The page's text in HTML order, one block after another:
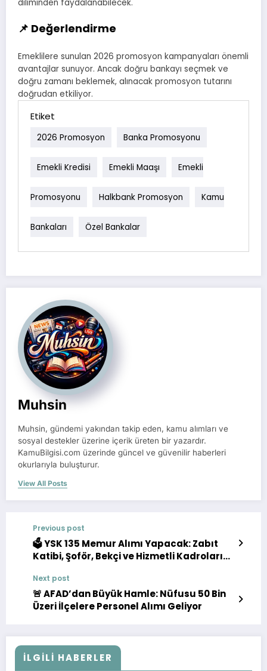
diliminden faydalanabilecek.
📌 Değerlendirme
Emeklilere sunulan 2026 promosyon kampanyaları önemli
avantajlar sunuyor. Ancak doğru bankayı seçmek ve
doğru zamanı beklemek, alınacak promosyon tutarını
doğrudan etkiliyor.
Etiket
2026 Promosyon Banka Promosyonu
Emekli Kredisi Emekli Maaşı Emekli
Promosyonu Halkbank Promosyon Kamu
Bankaları Özel Bankalar
Muhsin
Muhsin, gündemi yakından takip eden, kamu alımları ve
sosyal destekler üzerine içerik üreten bir yazardır.
KamuBilgisi.com üzerinde güncel ve güvenilir haberleri
okurlarıyla buluşturur.
View All Posts
Previous post
🗳️ YSK 135 Memur Alımı Yapacak: Zabıt
Katibi, Şoför, Bekçi ve Hizmetli Kadroları
Next post
🚨 AFAD’dan Büyük Hamle: Nüfusu 50 Bin
Üzeri İlçelere Personel Alımı Geliyor
İLGILI HABERLER